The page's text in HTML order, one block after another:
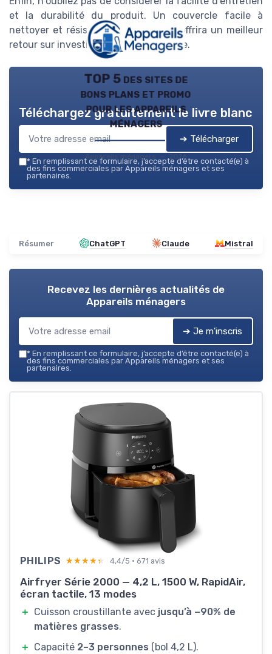
et la durabilité du produit. Un couvercle facile à
nettoyer et résistant à l'usure vous offrira un meilleur
retour sur investissement à long terme.
TOP 5 des sites de
bons plans et promo
pour les appareils
ménagers
Appareils ménagers — 2026
Téléchargez gratuitement le livre blanc
➔ Télécharger
* En remplissant ce formulaire, j’accepte d’être contacté(e) à
des fins commerciales par Appareils ménagers et ses
partenaires.
Résumer ChatGPT Claude Mistral
Recevez les dernières actualités de
Appareils ménagers
➔ Je m'inscris
* En remplissant ce formulaire, j’accepte d’être contacté(e) à
des fins commerciales par Appareils ménagers et ses
partenaires.
PHILIPS ★★★★★
★★★★★ 4,4/5 · 671 avis
Airfryer Série 2000 — 4,2 L, 1500 W, RapidAir,
écran tactile, 13 modes
＋ Cuisson croustillante avec jusqu’à −90% de
matières grasses.
＋ Capacité 2–3 personnes (bol 4,2 L).